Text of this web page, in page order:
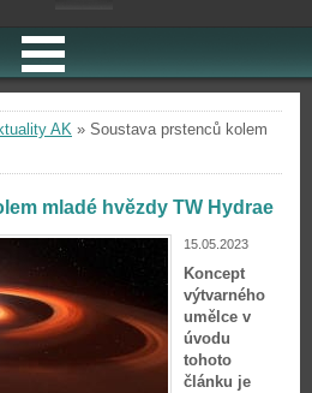
AK » Soustava prstenců kolem
mladé hvězdy TW Hydrae
15.05.2023
Koncept
výtvarného
umělce v
úvodu
tohoto
článku je